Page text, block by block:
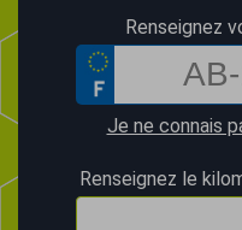
Renseignez
Je ne connais
Renseignez le